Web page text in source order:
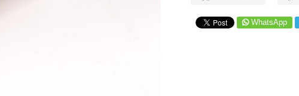
WhatsApp